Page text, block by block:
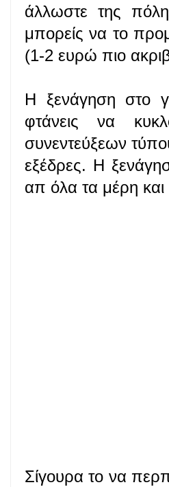
άλλωστε της
μπορείς να το
(1-2 ευρώ πιο
Η ξενάγηση στο
φτάνεις να
συνεντεύξεων
εξέδρες. Η
απ όλα τα μέρη και
Σίγουρα το να